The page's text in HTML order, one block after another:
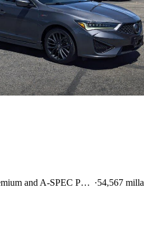
FWD with Premium and A-SPEC Package 54,567